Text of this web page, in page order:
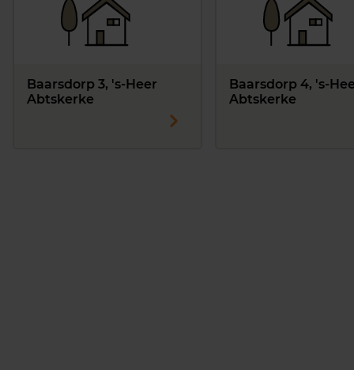
Baarsdorp 3, 's-Heer
Abtskerke
Baarsdorp 4, 's-
Abtskerke